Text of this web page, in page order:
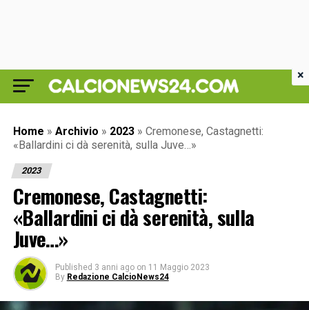
Home » Archivio » 2023 » Cremonese, Castagnetti:
«Ballardini ci dà serenità, sulla Juve…»
2023
Cremonese, Castagnetti:
«Ballardini ci dà serenità, sulla
Juve…»
Published 3 anni ago on 11 Maggio 2023
By Redazione CalcioNews24
×